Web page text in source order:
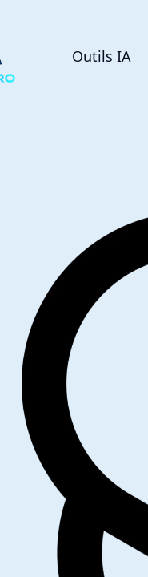
Outils IA